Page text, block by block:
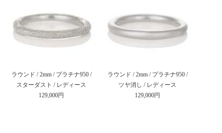
ラウンド / 2mm / プラチナ950 /
スターダスト / レディース
129,000円
ラウンド / 2mm / プラチナ950 /
ツヤ消し / レディース
129,000円